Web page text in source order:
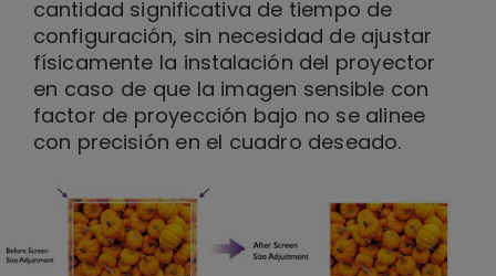
cantidad significativa de tiempo de
configuración, sin necesidad de ajustar
físicamente la instalación del proyector
en caso de que la imagen sensible con
factor de proyección bajo no se alinee
con precisión en el cuadro deseado.